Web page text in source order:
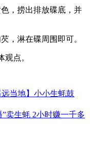
，捞出排放碟底，并
，淋在碟周围即可。
观点。
当地】小小生蚝鼓
卖生蚝 2小时赚一千多